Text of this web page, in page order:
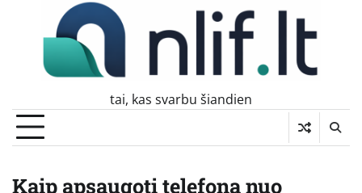
tai, kas svarbu šiandien
Kaip apsaugoti telefoną nuo